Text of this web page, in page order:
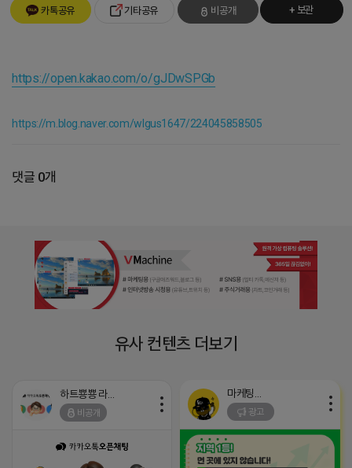
카톡공유 기타공유 비공개 + 보관
https://open.kakao.com/o/gJDwSPGb
https://m.blog.naver.com/wlgus1647/224045858505
댓글 0개
유사 컨텐츠 더보기
하트뿅뿅 라이언
비공개 광고